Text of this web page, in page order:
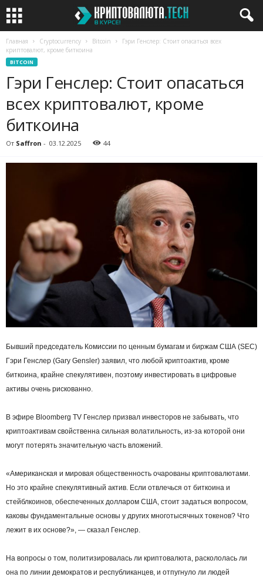
Главная Cryptocurrency Bitcoin
Гэри Генслер: Стоит опасаться всех
криптовалют, кроме биткоина
BITCOIN
Гэри Генслер: Стоит опасаться
всех криптовалют, кроме
биткоина
От Saffron - 03.12.2025 44
Бывший председатель Комиссии по ценным бумагам и биржам США (SEC)
Гэри Генслер (Gary Gensler) заявил, что любой криптоактив, кроме
биткоина, крайне спекулятивен, поэтому инвестировать в цифровые
активы очень рискованно.
В эфире Bloomberg TV Генслер призвал инвесторов не забывать, что
криптоактивам свойственна сильная волатильность, из-за которой они
могут потерять значительную часть вложений.
«Американская и мировая общественность очарованы криптовалютами.
Но это крайне спекулятивный актив. Если отвлечься от биткоина и
стейблкоинов, обеспеченных долларом США, стоит задаться вопросом,
каковы фундаментальные основы у других многотысячных токенов? Что
лежит в их основе?», — сказал Генслер.
На вопросы о том, политизировалась ли криптовалюта, раскололась ли
она по линии демократов и республиканцев, и отпугнуло ли людей